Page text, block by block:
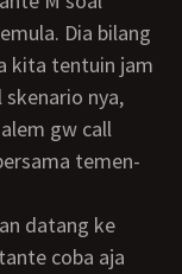
Dia bilang
kita tentuin jam
nya,
gw call
temen-
coba aja